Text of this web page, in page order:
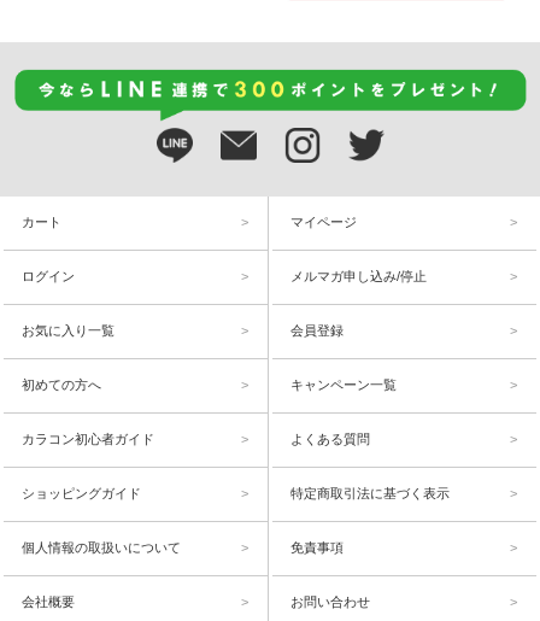
カート マイページ
ログイン メルマガ申し込み/停止
お気に入り一覧 会員登録
初めての方へ キャンペーン一覧
カラコン初心者ガイド よくある質問
ショッピングガイド 特定商取引法に基づく表示
個人情報の取扱いについて 免責事項
会社概要 お問い合わせ